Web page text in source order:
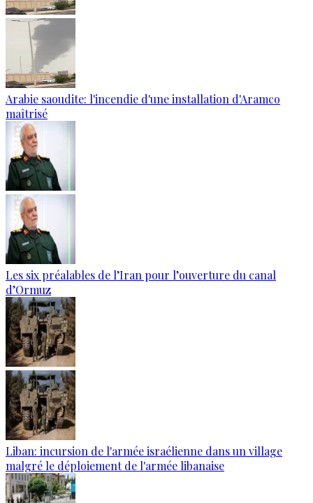
Arabie saoudite: l'incendie d'une installation d'Aramco
maîtrisé
Les six préalables de l’Iran pour l’ouverture du canal
d’Ormuz
Liban: incursion de l'armée israélienne dans un village
malgré le déploiement de l'armée libanaise